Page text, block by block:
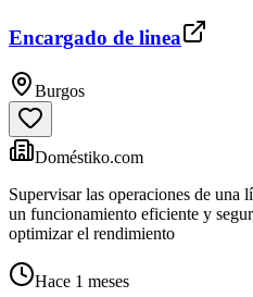
Encargado de linea
Burgos
Doméstiko.com
Supervisar las operaciones de una
un funcionamiento eficiente y
optimizar el rendimiento
Hace 1 meses